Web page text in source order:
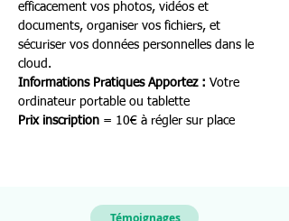
efficacement vos photos, vidéos et
documents, organiser vos fichiers, et
sécuriser vos données personnelles dans le
cloud.
Informations Pratiques Apportez : Votre
ordinateur portable ou tablette
Prix inscription = 10€ à régler sur place
Témoignages